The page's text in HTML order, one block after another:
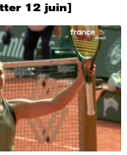
12 juin]